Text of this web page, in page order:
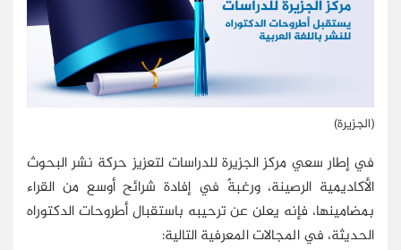
(الجزيرة)
في إطار سعي مركز الجزيرة للدراسات لتعزيز حركة نشر البحوث
الأكاديمية الرصينة، ورغبةً في إفادة شرائح أوسع من القراء
بمضامينها، فإنه يعلن عن ترحيبه باستقبال أطروحات الدكتوراه
الحديثة، في المجالات المعرفية التالية: